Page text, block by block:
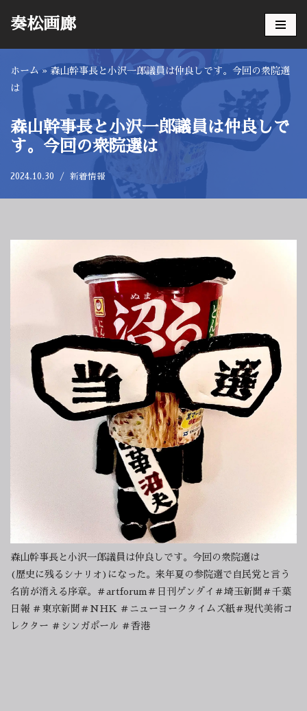
テ
ン
へ
ス
ッ
奏松画廊
ホーム» 森山幹事長と小沢一郎議員は仲良しです。今回の衆院選
は
森山幹事長と小沢一郎議員は仲良しで
す。今回の衆院選は
2024.10.30 新着情報
森山幹事長と小沢一郎議員は仲良しです。今回の衆院選は
(歴史に残るシナリオ)になった。来年夏の参院選で自民党と言う
名前が消える序章。＃artforum＃日刊ゲンダイ＃埼玉新聞＃千葉
日報 ＃東京新聞＃NHK ＃ニューヨークタイムズ紙＃現代美術コ
レクター ＃シンガポール ＃香港